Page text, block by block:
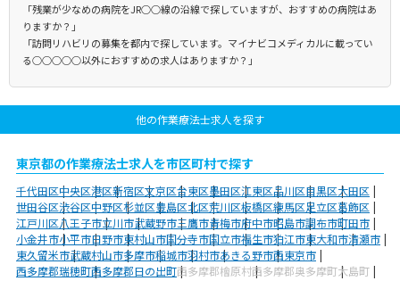
「残業が少なめの病院をJR○○線の沿線で探していますが、おすすめの病院はあ
りますか？」
「訪問リハビリの募集を都内で探しています。マイナビコメディカルに載ってい
る○○○○○以外におすすめの求人はありますか？」
他の作業療法士求人を探す
東京都の作業療法士求人を市区町村で探す
千代田区中央区港区新宿区文京区台東区墨田区江東区品川区目黒区大田区
世田谷区渋谷区中野区杉並区豊島区北区荒川区板橋区練馬区足立区葛飾区
江戸川区八王子市立川市武蔵野市三鷹市青梅市府中市昭島市調布市町田市
小金井市小平市日野市東村山市国分寺市国立市福生市狛江市東大和市清瀬市
東久留米市武蔵村山市多摩市稲城市羽村市あきる野市西東京市
西多摩郡瑞穂町西多摩郡日の出町西多摩郡檜原村西多摩郡奥多摩町大島町